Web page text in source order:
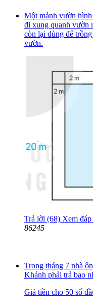
Một mảnh vườn
đi xung quanh vườn
còn lại dùng để
vườn.
Trả lời (68) Xem đáp
86245
Trong tháng 7 nhà
Khánh phải trả bao
Giá tiền cho 50 số